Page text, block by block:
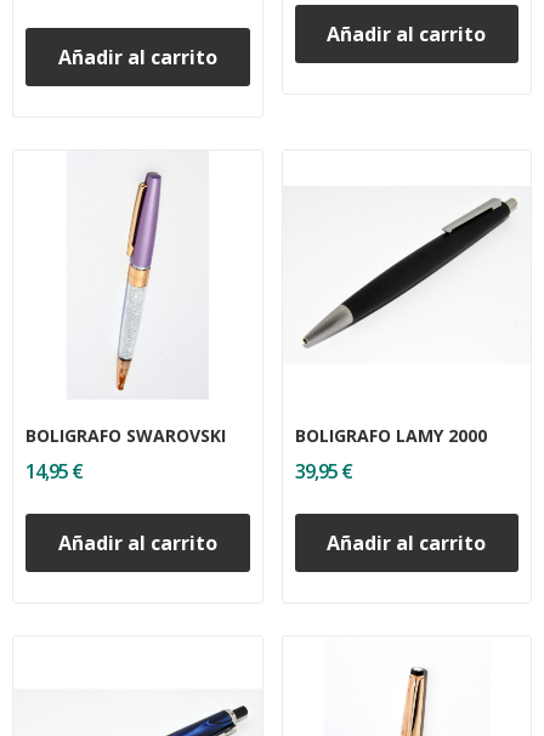
Añadir al carrito
Añadir al carrito
BOLIGRAFO SWAROVSKI
14,95 €
Añadir al carrito
BOLIGRAFO LAMY 2000
39,95 €
Añadir al carrito